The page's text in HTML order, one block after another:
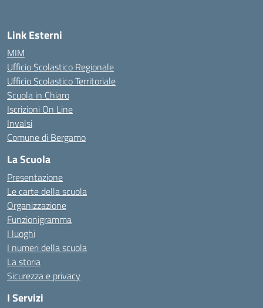
Link Esterni
MIM
Ufficio Scolastico Regionale
Ufficio Scolastico Territoriale
Scuola in Chiaro
Iscrizioni On Line
Invalsi
Comune di Bergamo
La Scuola
Presentazione
Le carte della scuola
Organizzazione
Funzionigramma
I luoghi
I numeri della scuola
La storia
Sicurezza e privacy
I Servizi